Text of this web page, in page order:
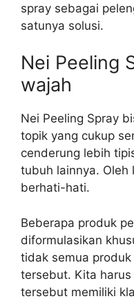
spray sebagai
satunya solusi.
Nei Peeling
wajah
Nei Peeling Spray
topik yang cukup
cenderung lebih
tubuh lainnya. Oleh
berhati-hati.
Beberapa produk
diformulasikan
tidak semua
tersebut. Kita
tersebut memiliki